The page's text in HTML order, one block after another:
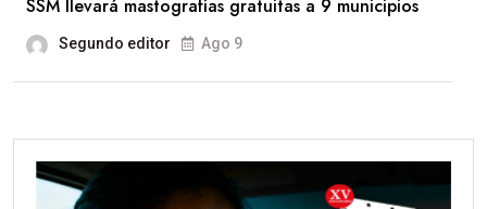
SSM llevará mastografías gratuitas a 9 municipios
Segundo editor Ago 9